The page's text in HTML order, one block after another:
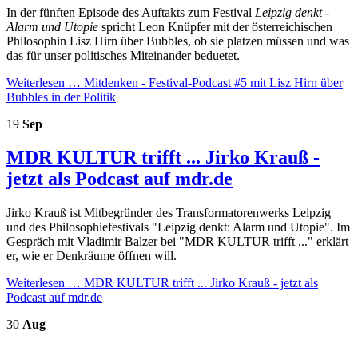
In der fünften Episode des Auftakts zum Festival Leipzig denkt -
Alarm und Utopie spricht Leon Knüpfer mit der österreichischen
Philosophin Lisz Hirn über Bubbles, ob sie platzen müssen und was
das für unser politisches Miteinander beduetet.
Weiterlesen … Mitdenken - Festival-Podcast #5 mit Lisz Hirn über
Bubbles in der Politik
19 Sep
MDR KULTUR trifft ... Jirko Krauß -
jetzt als Podcast auf mdr.de
Jirko Krauß ist Mitbegründer des Transformatorenwerks Leipzig
und des Philosophiefestivals "Leipzig denkt: Alarm und Utopie". Im
Gespräch mit Vladimir Balzer bei "MDR KULTUR trifft ..." erklärt
er, wie er Denkräume öffnen will.
Weiterlesen … MDR KULTUR trifft ... Jirko Krauß - jetzt als
Podcast auf mdr.de
30 Aug